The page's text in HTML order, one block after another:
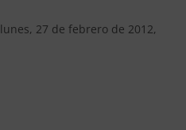
lunes, 27 de febrero de 2012,